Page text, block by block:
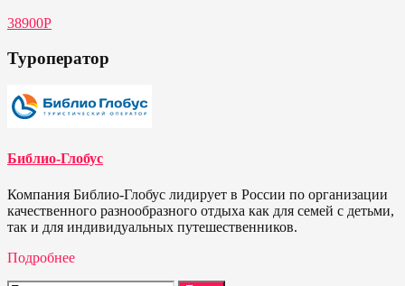
38900Р
Туроператор
Библио-Глобус
Компания Библио-Глобус лидирует в России по организации
качественного разнообразного отдыха как для семей с детьми,
так и для индивидуальных путешественников.
Подробнее